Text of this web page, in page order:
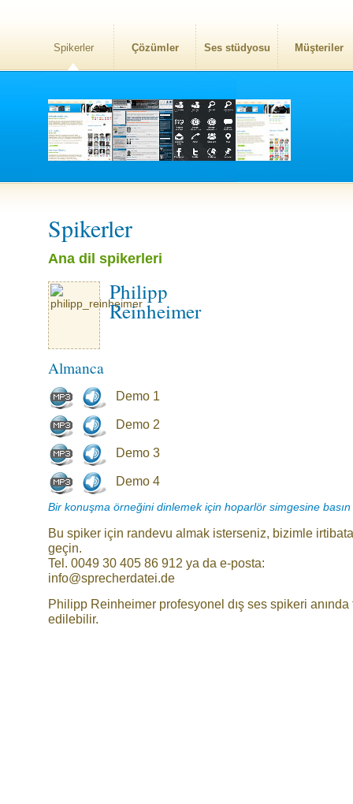
Spikerler Çözümler Ses stüdyosu Müşteriler
Spikerler
Ana dil spikerleri
Philipp
Reinheimer
Almanca
Demo 1
Demo 2
Demo 3
Demo 4
Bir konuşma örneğini dinlemek için hoparlör simgesine basın
Bu spiker için randevu almak isterseniz, bizimle irtibata
geçin.
Tel. 0049 30 405 86 912 ya da e-posta:
info@sprecherdatei.de
Philipp Reinheimer profesyonel dış ses spikeri anında
edilebilir.